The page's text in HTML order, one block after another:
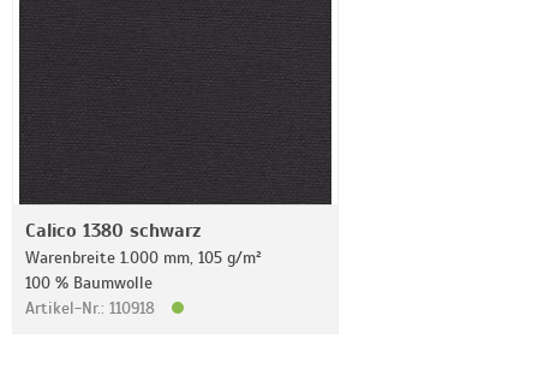
Calico 1380 schwarz
Warenbreite 1.000 mm, 105 g/m²
100 % Baumwolle
Artikel-Nr.: 110918